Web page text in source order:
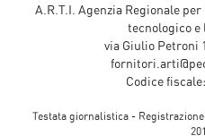
A.R.T.I. Agenzia Regionale
tecnologico e
via Giulio Petroni
Codice
Testata giornalistica -